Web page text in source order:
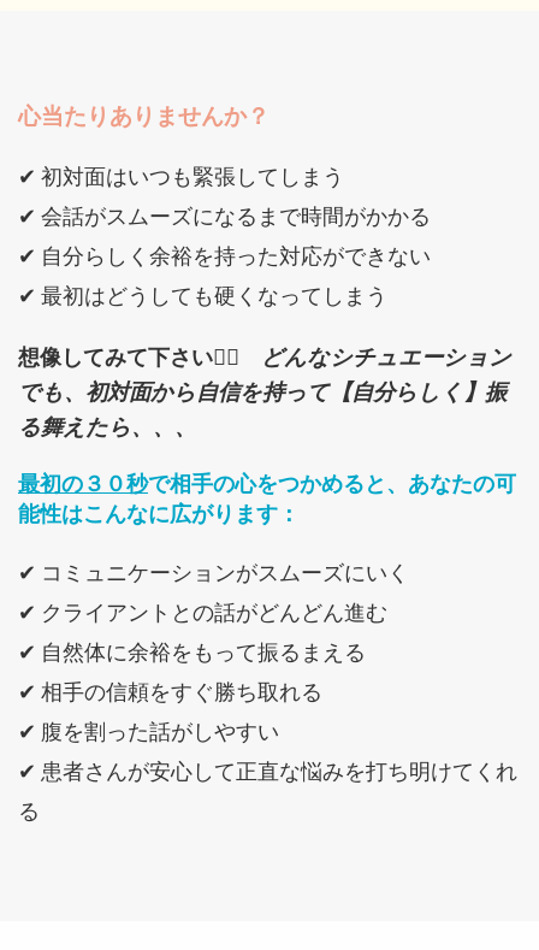
心当たりありませんか？
✔ 初対面はいつも緊張してしまう
✔ 会話がスムーズになるまで時間がかかる
✔ 自分らしく余裕を持った対応ができない
✔ 最初はどうしても硬くなってしまう
想像してみて下さい👉🏼
どんなシチュエーション
でも、初対面から自信を持って【自分らしく】振
る舞えたら、、、
最初の３０秒で相手の心をつかめると、あなたの可
能性はこんなに広がります：
✔ コミュニケーションがスムーズにいく
✔ クライアントとの話がどんどん進む
✔ 自然体に余裕をもって振るまえる
✔ 相手の信頼をすぐ勝ち取れる
✔ 腹を割った話がしやすい
✔ 患者さんが安心して正直な悩みを打ち明けてくれ
る